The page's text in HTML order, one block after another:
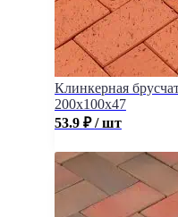
Клинкерная
200x100x47
53.9 ₽ / шт